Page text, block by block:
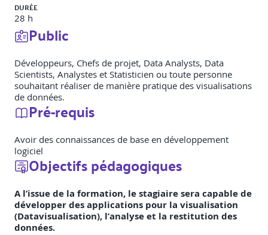
DURÉE
28 h
Public
Développeurs, Chefs de projet, Data Analysts, Data
Scientists, Analystes et Statisticien ou toute personne
souhaitant réaliser de manière pratique des visualisations
de données.
Pré-requis
Avoir des connaissances de base en développement
logiciel
Objectifs pédagogiques
A l’issue de la formation, le stagiaire sera capable de
développer des applications pour la visualisation
(Datavisualisation), l’analyse et la restitution des
données.